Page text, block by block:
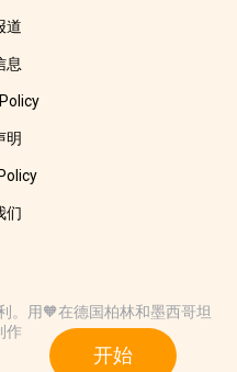
开始
道
息
明
们
。用🧡在德国柏林和墨西哥坦
作